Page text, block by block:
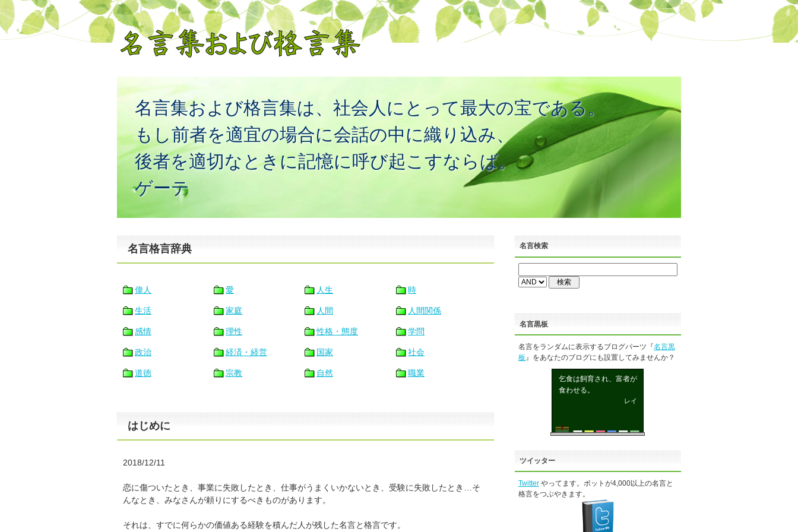
名言集および格言集は、社会人にとって最大の宝である。
もし前者を適宜の場合に会話の中に織り込み、
後者を適切なときに記憶に呼び起こすならば。
ゲーテ
名言格言辞典
偉人 愛 人生 時
生活 家庭 人間 人間関係
感情 理性 性格・態度 学問
政治 経済・経営 国家 社会
道徳 宗教 自然 職業
はじめに
2018/12/11
恋に傷ついたとき、事業に失敗したとき、仕事がうまくいかないとき、受験に失敗したとき…そ
んなとき、みなさんが頼りにするべきものがあります。
それは、すでに何らかの価値ある経験を積んだ人が残した名言と格言です。
名言検索
名言黒板
名言をランダムに表示するブログパーツ『名言黒
板 』をあなたのブログにも設置してみませんか？
乞食は飼育され、富者が
食わせる。
レイ
ツイッター
Twitterやってます。ボットが4,000以上の名言と
格言をつぶやきます。